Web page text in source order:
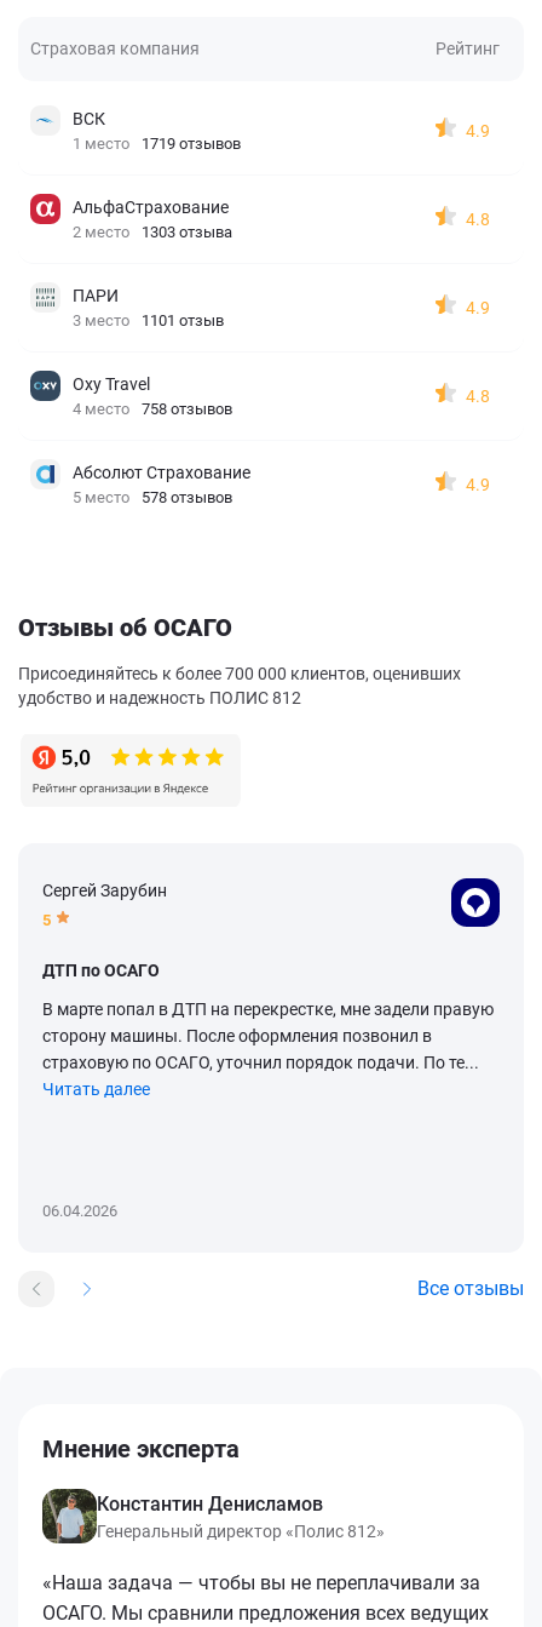
Страховая компания Рейтинг
ВСК
1 место 1719 отзывов
4.9
АльфаСтрахование
2 место 1303 отзыва
4.8
ПАРИ
3 место 1101 отзыв
4.9
Oxy Travel
4 место 758 отзывов
4.8
Абсолют Страхование
5 место 578 отзывов
4.9
Отзывы об ОСАГО
Присоединяйтесь к более 700 000 клиентов, оценивших
удобство и надежность ПОЛИС 812
Сергей Зарубин
5
ДТП по ОСАГО
В марте попал в ДТП на перекрестке, мне задели правую
сторону машины. После оформления позвонил в
страховую по ОСАГО, уточнил порядок подачи. По те...
Читать далее
06.04.2026
Все отзывы
Мнение эксперта
Константин Денисламов
Генеральный директор «Полис 812»
«Наша задача — чтобы вы не переплачивали за
ОСАГО. Мы сравнили предложения всех ведущих